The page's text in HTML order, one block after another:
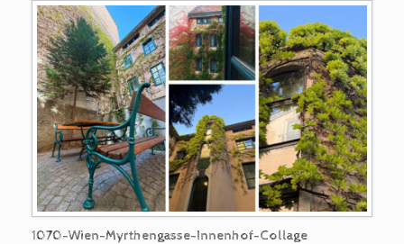
1070-Wien-Myrthengasse-Innenhof-Collage